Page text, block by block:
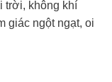
trời, không khí
giác ngột ngạt, oi